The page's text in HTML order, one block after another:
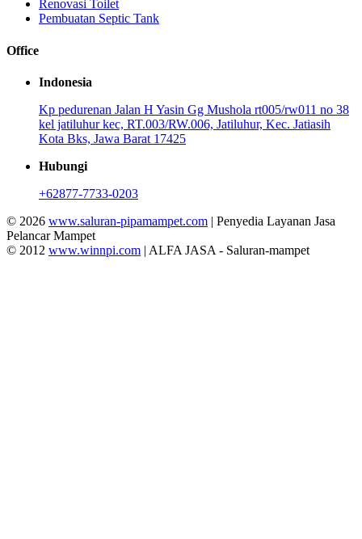
Renovasi Toilet
Pembuatan Septic Tank
Office
Indonesia
Kp pedurenan Jalan H Yasin Gg Mushola rt005/rw011 no 38
kel jatiluhur kec, RT.003/RW.006, Jatiluhur, Kec. Jatiasih
Kota Bks, Jawa Barat 17425
Hubungi
+62877-7733-0203
© 2026 www.saluran-pipamampet.com | Penyedia Layanan Jasa
Pelancar Mampet
© 2012 www.winnpi.com | ALFA JASA - Saluran-mampet